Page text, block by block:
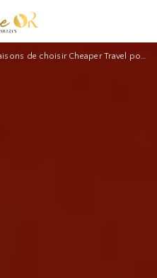
de choisir Cheaper Travel pour un voyage ( vous allez aimer la 3e raison) !